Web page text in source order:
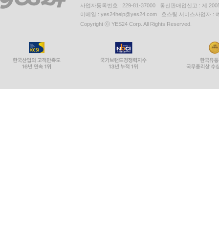
사업자등록번호 : 229-81-37000 통신판매업신고 : 제
이메일 : yes24help@yes24.com 호스팅 서비스사업자 :
Copyright ⓒ YES24 Corp. All Rights Reserved.